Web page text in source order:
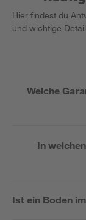
Hier findest du
und wichtige
Welche
In
Ist ein Boden